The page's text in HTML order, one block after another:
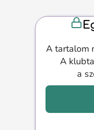
A tartalom
A
a